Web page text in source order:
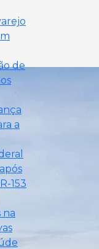
de
a
153
na